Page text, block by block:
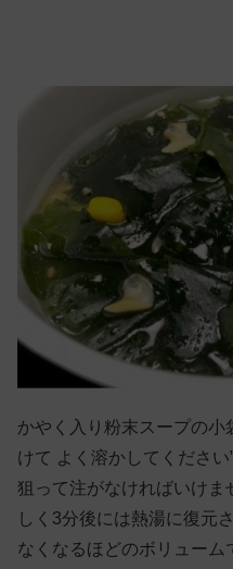
かやく入り粉末スープの小
けて よく溶かしてくださ
狙って注がなければいけま
しく3分後には熱湯に復元
なくなるほどのボリュー